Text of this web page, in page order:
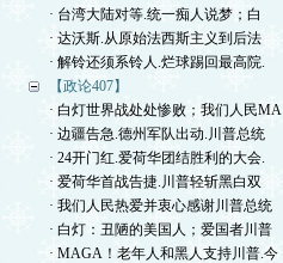
· 台湾大陆对等.统一痴人说梦；白
· 达沃斯.从原始法西斯主义到后法
· 解铃还须系铃人.烂球踢回最高院.
【政论407】
· 白灯世界战处处惨败；我们人民MA
· 边疆告急.德州军队出动.川普总统
· 24开门红.爱荷华团结胜利的大会.
· 爱荷华首战告捷.川普轻斩黑白双
· 我们人民热爱并衷心感谢川普总统
· 白灯：丑陋的美国人；爱国者川普
· MAGA！老年人和黑人支持川普.今